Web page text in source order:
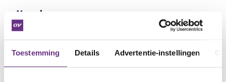
Toestemming Details Advertentie-instellingen
Vervolg
Nadat CNV bericht heeft gehad van Stater en er
verdere cao-ontwikkelingen zijn, hoor je dat spoedig
Vragen of opmerkingen?